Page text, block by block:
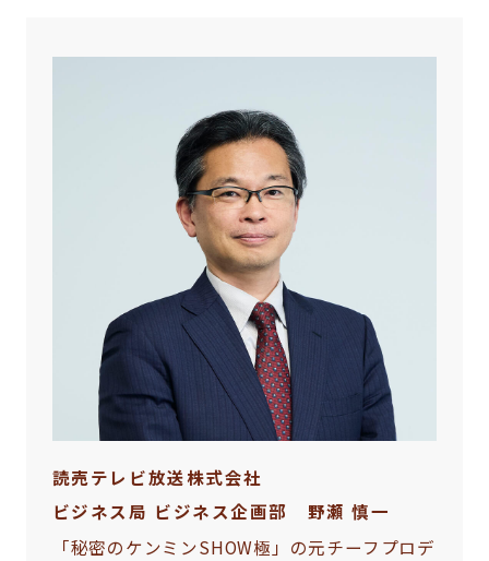
読売テレビ放送株式会社
ビジネス局 ビジネス企画部 野瀬 慎一
「秘密のケンミンSHOW極」の元チーフプロデ